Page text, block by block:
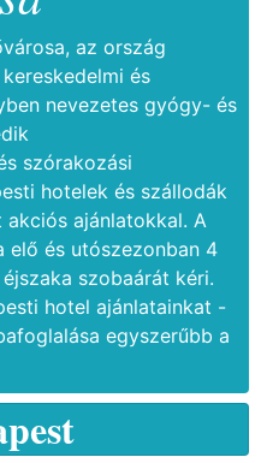
az ország
és
nevezetes gyógy- és
szórakozási
hotelek és szállodák
ajánlatokkal. A
elő és utószezonban 4
szobaárát kéri.
hotel ajánlatainkat -
egyszerűbb a